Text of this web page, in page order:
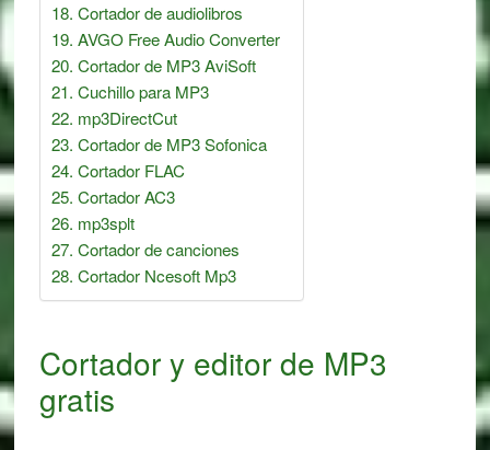
Cortador de audiolibros
AVGO Free Audio Converter
Cortador de MP3 AviSoft
Cuchillo para MP3
mp3DirectCut
Cortador de MP3 Sofonica
Cortador FLAC
Cortador AC3
mp3splt
Cortador de canciones
Cortador Ncesoft Mp3
Cortador y editor de MP3
gratis